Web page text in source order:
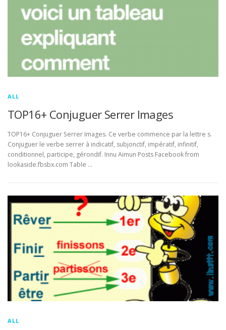
ALL
TOP16+ Conjuguer Serrer Images
TOP16+ Conjuguer Serrer Images. Ce verbe commence par la lettre s.
Conjuguer le verbe serrer à indicatif, subjonctif, impératif, infinitif,
conditionnel, participe, gérondif. Innu Aimun Posts Facebook from
lookaside.fbsbx.com Table …
ALL